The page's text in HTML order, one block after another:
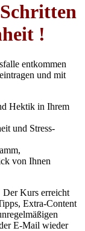
!
entkommen
und mit
Hektik in Ihrem
und Stress-
von Ihnen
Kurs erreicht
Extra-Content
E-Mail wieder